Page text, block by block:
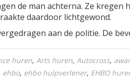
de man achterna. Ze
daardoor lichtgewond.
aan de politie. De
huren Arts huren Autocross
ehbo ehbo hulpverlener EHBO